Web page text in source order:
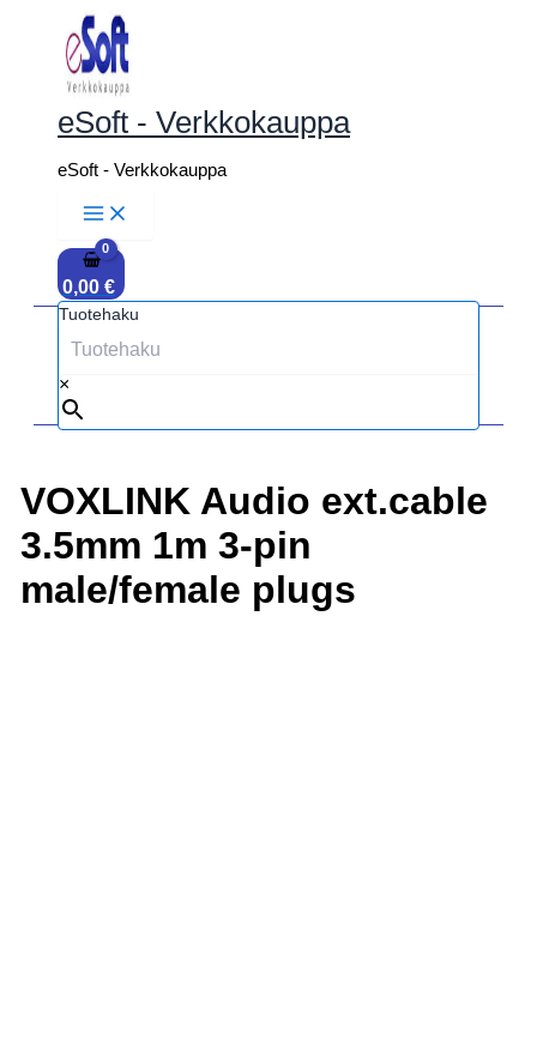
sisältöön
eSoft - Verkkokauppa
eSoft - Verkkokauppa
0,00 €
Tuotehaku
×
VOXLINK Audio ext.cable
3.5mm 1m 3-pin
male/female plugs